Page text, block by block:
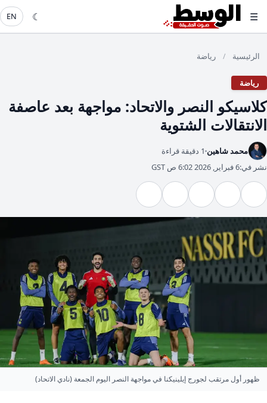
☰
☾
EN
الرئيسية / رياضة
رياضة
كلاسيكو النصر والاتحاد: مواجهة بعد عاصفة
الانتقالات الشتوية
محمد شاهين 1 دقيقة قراءة
نشر في:6 فبراير, 2026 6:02 ص GST
ظهور أول مرتقب لجورج إيلينيكنا في مواجهة النصر اليوم الجمعة (نادي الاتحاد)